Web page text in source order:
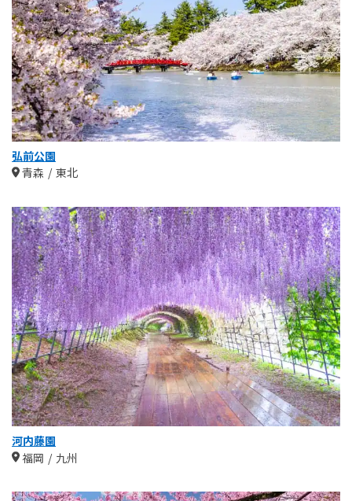
弘前公園
青森
東北
河内藤園
福岡
九州